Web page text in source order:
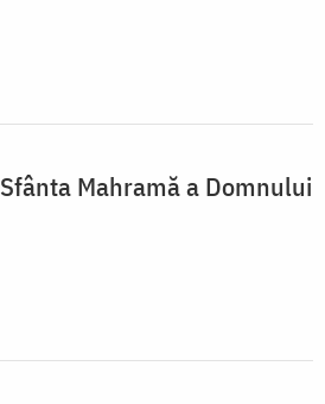
Sfânta Mahramă a Domnului